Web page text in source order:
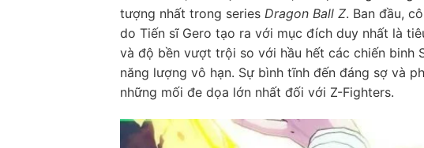
tượng nhất trong series Dragon Ball Z. Ban đầu,
do Tiến sĩ Gero tạo ra với mục đích duy nhất là
và độ bền vượt trội so với hầu hết các chiến binh
năng lượng vô hạn. Sự bình tĩnh đến đáng sợ và
những mối đe dọa lớn nhất đối với Z-Fighters.